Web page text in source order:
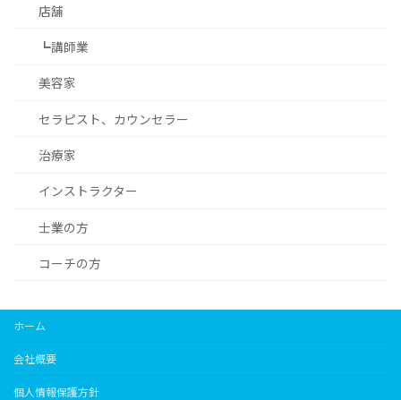
店舗
┗講師業
美容家
セラピスト、カウンセラー
治療家
インストラクター
士業の方
コーチの方
ホーム
会社概要
個人情報保護方針